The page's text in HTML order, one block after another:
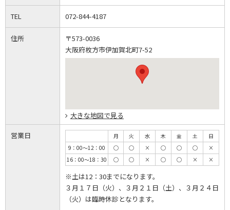
TEL 072-844-4187
住所
〒573-0036
大阪府枚方市伊加賀北町7-52
大きな地図で見る
営業日 月 火 水 木 金 土
日
9：00～12：00
◯ ◯ × ◯ ◯ ◯
×
16：00～18：30
◯ ◯ × ◯ ◯ × ×
※土は12：30までになります。
３月１７日（火）、３月２１日（土）、３月２４日
（火）は臨時休診となります。